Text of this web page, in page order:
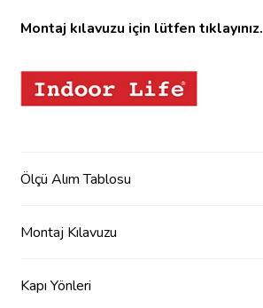
Montaj kılavuzu için lütfen tıklayınız.
Ölçü Alım Tablosu
Montaj Kılavuzu
Kapı Yönleri